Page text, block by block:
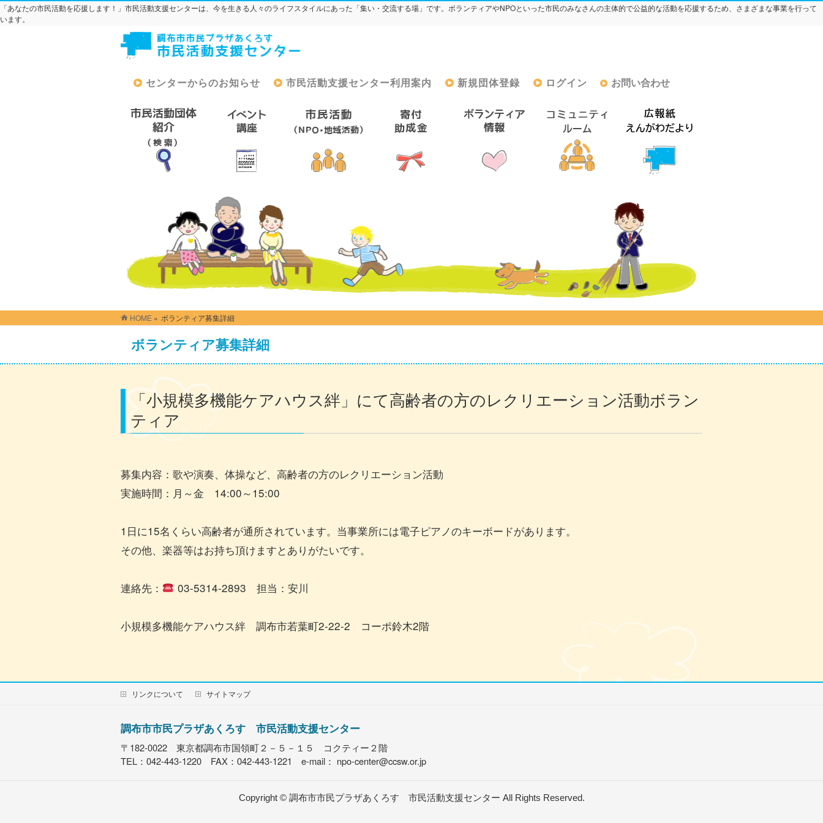
「あなたの市民活動を応援します！」市民活動支援センターは、今を生きる人々のライフスタイルにあった「集い・交流する場」です。ボランティアやNPOといった市民のみなさんの主体的で公益的な活動を応援するため、さまざまな事業を行って
います。
センターからのお知らせ 市民活動支援センター利用案内 新規団体登録 ログイン お問い合わせ
HOME » ボランティア募集詳細
ボランティア募集詳細
「小規模多機能ケアハウス絆」にて高齢者の方のレクリエーション活動ボラン
ティア
募集内容：歌や演奏、体操など、高齢者の方のレクリエーション活動
実施時間：月～金 14:00～15:00
1日に15名くらい高齢者が通所されています。当事業所には電子ピアノのキーボードがあります。
その他、楽器等はお持ち頂けますとありがたいです。
連絡先： 03-5314-2893 担当：安川
小規模多機能ケアハウス絆 調布市若葉町2-22-2 コーポ鈴木2階
リンクについて サイトマップ
調布市市民プラザあくろす 市民活動支援センター
〒182-0022 東京都調布市国領町２－５－１５ コクティー２階
TEL：042-443-1220 FAX：042-443-1221 e-mail： npo-center@ccsw.or.jp
Copyright © 調布市市民プラザあくろす 市民活動支援センター All Rights Reserved.